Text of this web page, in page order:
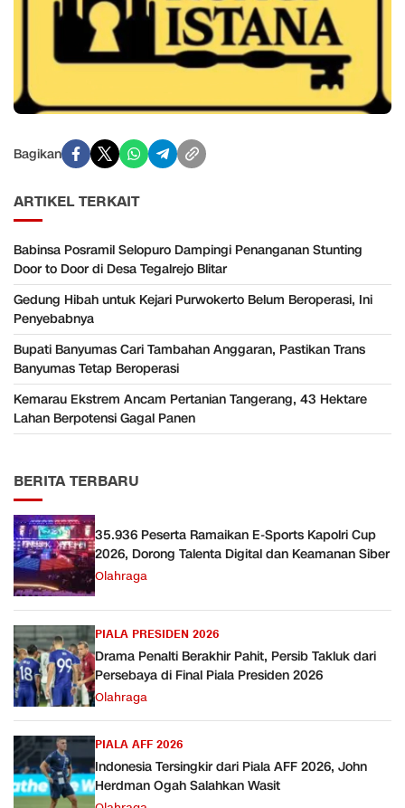
Bagikan
ARTIKEL TERKAIT
Babinsa Posramil Selopuro Dampingi Penanganan Stunting
Door to Door di Desa Tegalrejo Blitar
Gedung Hibah untuk Kejari Purwokerto Belum Beroperasi, Ini
Penyebabnya
Bupati Banyumas Cari Tambahan Anggaran, Pastikan Trans
Banyumas Tetap Beroperasi
Kemarau Ekstrem Ancam Pertanian Tangerang, 43 Hektare
Lahan Berpotensi Gagal Panen
BERITA TERBARU
35.936 Peserta Ramaikan E-Sports Kapolri Cup
2026, Dorong Talenta Digital dan Keamanan Siber
Olahraga
PIALA PRESIDEN 2026
Drama Penalti Berakhir Pahit, Persib Takluk dari
Persebaya di Final Piala Presiden 2026
Olahraga
PIALA AFF 2026
Indonesia Tersingkir dari Piala AFF 2026, John
Herdman Ogah Salahkan Wasit